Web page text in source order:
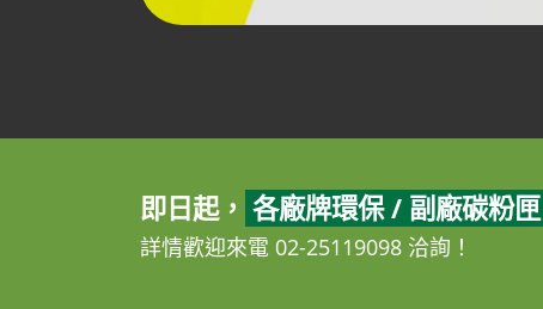
即日起， 各廠牌環保 / 副廠碳粉匣
詳情歡迎來電 02-25119098 洽詢！